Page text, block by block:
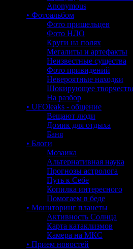
Anonymous
• Фотоальбом
Фото пришельцев
Фото НЛО
Круги на полях
Мегалиты и артефакты
Неизвестные существа
Фото привидений
Невероятные находки
Шокирующее
На разбор
• UFOleaks - общение
Вещают люди
Домик для отдыха
Баня
• Блоги
Мозаика
Альтернативная наука
Прогнозы астролога
Путь к Себе
Копилка интересного
Помогаем в беде
• Мониторинг планеты
Активность Солнца
Карта катаклизмов
Камера на МКС
• Прием новостей